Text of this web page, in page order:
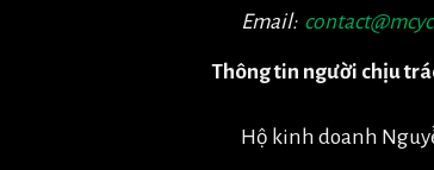
Email:
Thông tin người chịu
Hộ kinh doanh